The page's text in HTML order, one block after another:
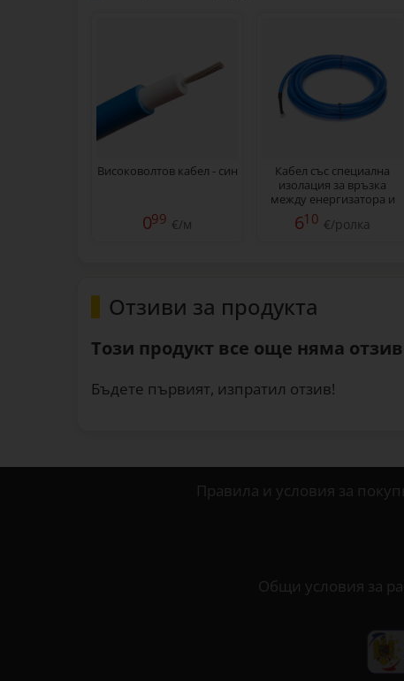
Високоволтов кабел - син
099 €/м
Кабел със специална
изолация за връзка
между енергизатора и
оградата, 5 м
610 €/ролка
Отзиви за продукта
Този продукт все още няма
Бъдете първият, изпратил отзив!
Правила и условия за
Общи условия за